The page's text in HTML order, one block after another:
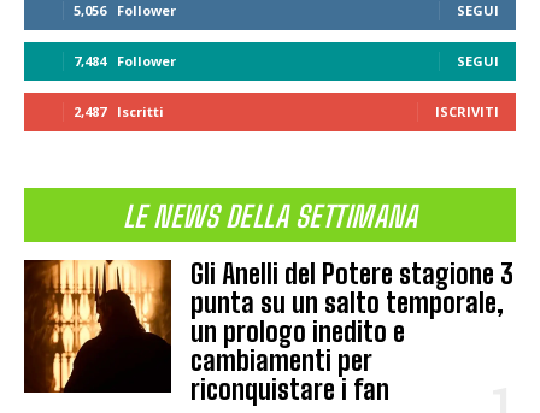
5,056 Follower SEGUI
7,484 Follower SEGUI
2,487 Iscritti ISCRIVITI
LE NEWS DELLA SETTIMANA
Gli Anelli del Potere stagione 3
punta su un salto temporale,
un prologo inedito e
cambiamenti per
riconquistare i fan